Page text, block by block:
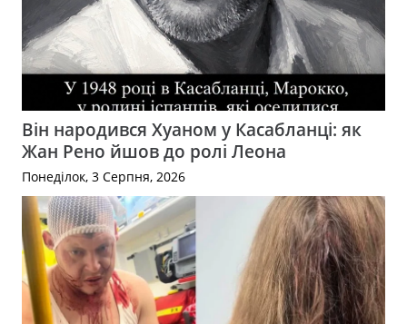
Він народився Хуаном у Касабланці: як
Жан Рено йшов до ролі Леона
Понеділок, 3 Серпня, 2026